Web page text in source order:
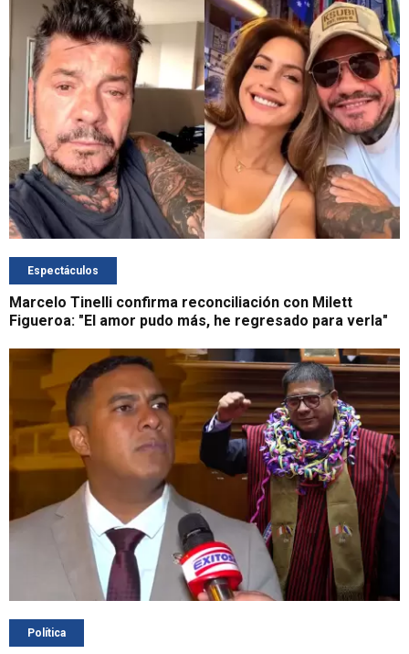
Espectáculos
Marcelo Tinelli confirma reconciliación con Milett
Figueroa: "El amor pudo más, he regresado para verla"
Política